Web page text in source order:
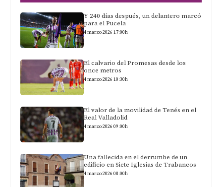
Y 240 días después, un delantero marcó
para el Pucela
4 marzo 2026 17:00h
El calvario del Promesas desde los
once metros
4 marzo 2026 10:30h
El valor de la movilidad de Tenés en el
Real Valladolid
4 marzo 2026 09:00h
Una fallecida en el derrumbe de un
edificio en Siete Iglesias de Trabancos
4 marzo 2026 08:00h